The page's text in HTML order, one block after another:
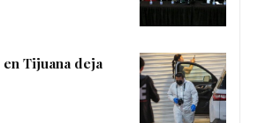
Tijuana deja